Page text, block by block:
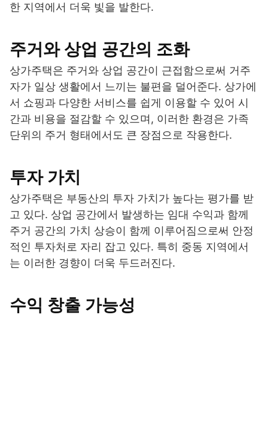
한 지역에서 더욱 빛을 발한다.
주거와 상업 공간의 조화
상가주택은 주거와 상업 공간이 근접함으로써 거주
자가 일상 생활에서 느끼는 불편을 덜어준다. 상가에
서 쇼핑과 다양한 서비스를 쉽게 이용할 수 있어 시
간과 비용을 절감할 수 있으며, 이러한 환경은 가족
단위의 주거 형태에서도 큰 장점으로 작용한다.
투자 가치
상가주택은 부동산의 투자 가치가 높다는 평가를 받
고 있다. 상업 공간에서 발생하는 임대 수익과 함께
주거 공간의 가치 상승이 함께 이루어짐으로써 안정
적인 투자처로 자리 잡고 있다. 특히 중동 지역에서
는 이러한 경향이 더욱 두드러진다.
수익 창출 가능성